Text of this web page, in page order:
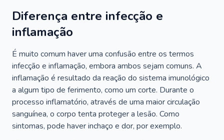
Diferença entre infecção e
inflamação
É muito comum haver uma confusão entre os termos
infecção e inflamação, embora ambos sejam comuns. A
inflamação é resultado da reação do sistema imunológico
a algum tipo de ferimento, como um corte. Durante o
processo inflamatório, através de uma maior circulação
sanguínea, o corpo tenta proteger a lesão. Como
sintomas, pode haver inchaço e dor, por exemplo.